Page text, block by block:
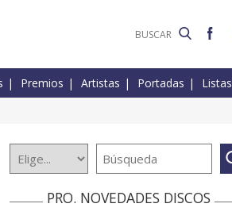
Premios Artistas Portadas Listas
PRO. NOVEDADES DISCOS